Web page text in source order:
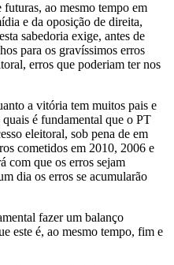
futuras, ao mesmo tempo em
e da oposição de direita,
sabedoria exige, antes de
para os gravíssimos erros
erros que poderiam ter nos
a vitória tem muitos pais e
é fundamental que o PT
eleitoral, sob pena de em
cometidos em 2010, 2006 e
com que os erros sejam
dia os erros se acumularão
fazer um balanço
este é, ao mesmo tempo, fim e